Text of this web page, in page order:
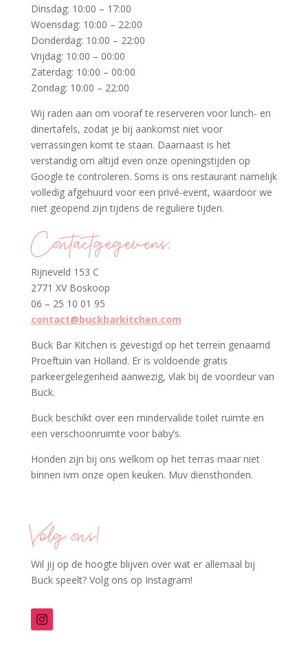
Dinsdag: 10:00 – 17:00
Woensdag: 10:00 – 22:00
Donderdag: 10:00 – 22:00
Vrijdag: 10:00 – 00:00
Zaterdag: 10:00 – 00:00
Zondag: 10:00 – 22:00
Wij raden aan om vooraf te reserveren voor lunch- en
dinertafels, zodat je bij aankomst niet voor
verrassingen komt te staan. Daarnaast is het
verstandig om altijd even onze openingstijden op
Google te controleren. Soms is ons restaurant namelijk
volledig afgehuurd voor een privé‐event, waardoor we
niet geopend zijn tijdens de reguliere tijden.
Contactgegevens:
Rijneveld 153 C
2771 XV Boskoop
06 – 25 10 01 95
contact@buckbarkitchen.com
Buck Bar Kitchen is gevestigd op het terrein genaamd
Proeftuin van Holland. Er is voldoende gratis
parkeergelegenheid aanwezig, vlak bij de voordeur van
Buck.
Buck beschikt over een mindervalide toilet ruimte en
een verschoonruimte voor baby’s.
Honden zijn bij ons welkom op het terras maar niet
binnen ivm onze open keuken. Muv diensthonden.
Volg ons!
Wil jij op de hoogte blijven over wat er allemaal bij
Buck speelt? Volg ons op Instagram!